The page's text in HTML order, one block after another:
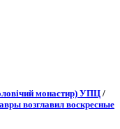
монастир) УПЦ /
возглавил воскресные